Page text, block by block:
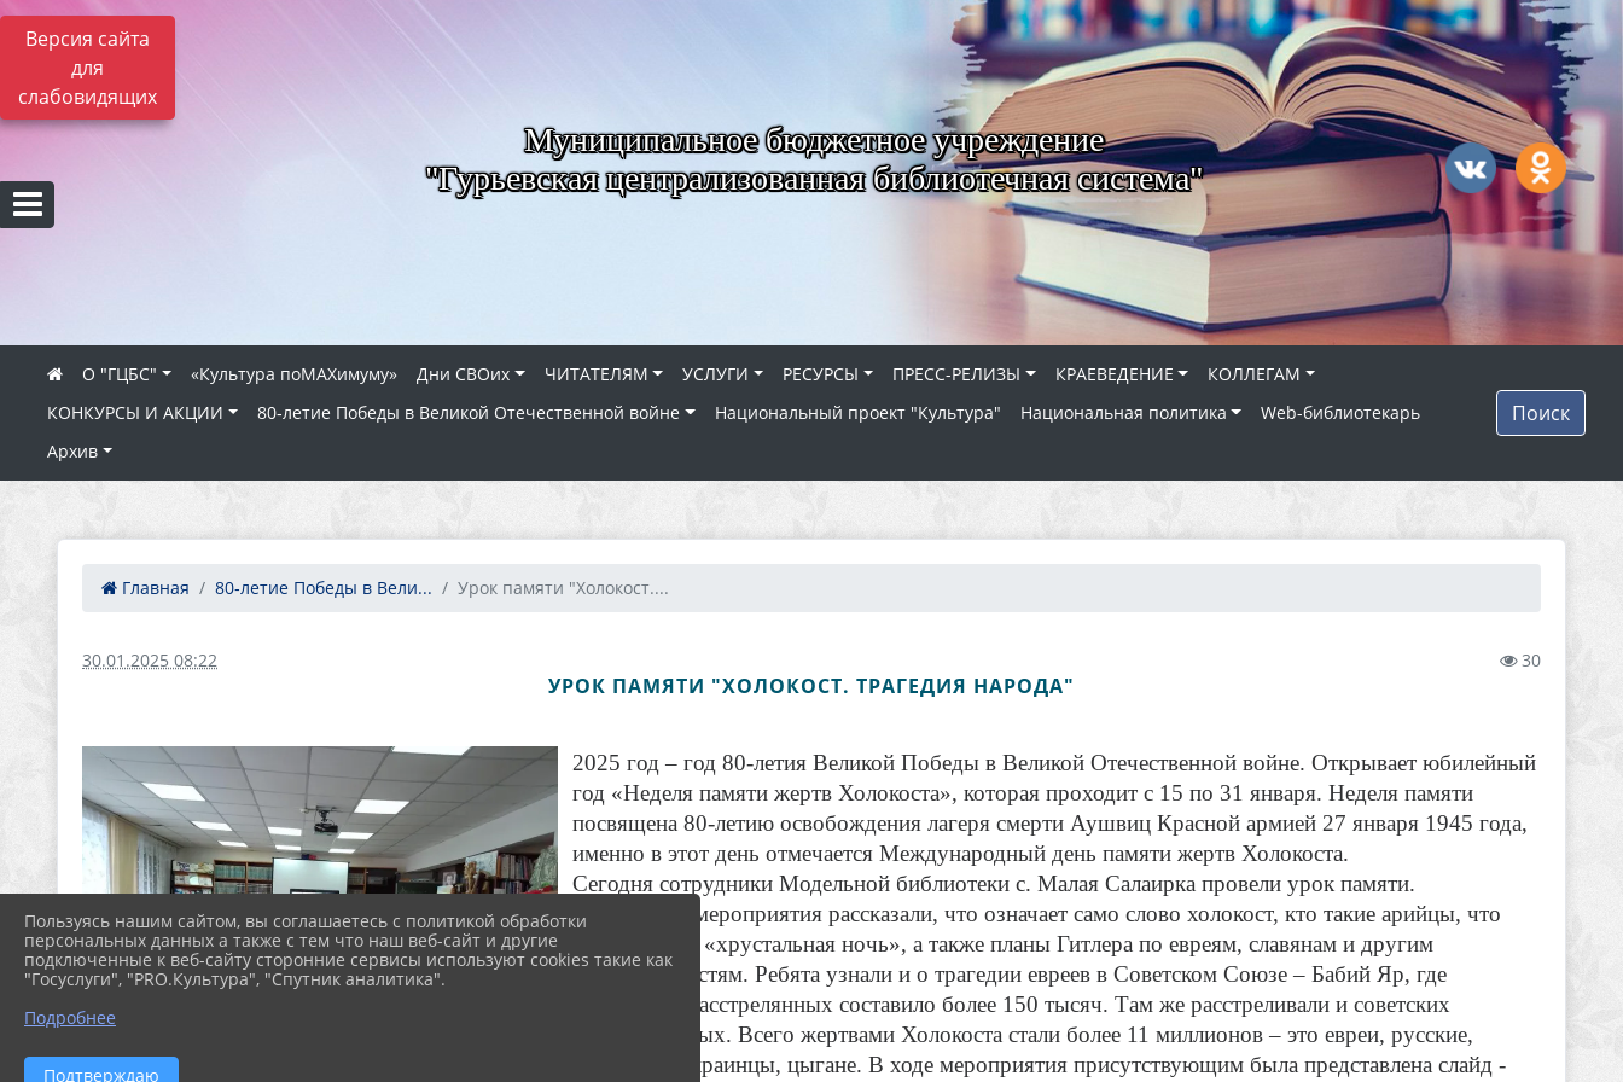
Версия сайта
для
слабовидящих
Муниципальное бюджетное учреждение
"Гурьевская централизованная библиотечная система"
О "ГЦБС" «Культура поMAXимуму» Дни СВОих ЧИТАТЕЛЯМ УСЛУГИ РЕСУРСЫ ПРЕСС-РЕЛИЗЫ КРАЕВЕДЕНИЕ
КОЛЛЕГАМ
КОНКУРСЫ И АКЦИИ
80‑летие Победы в Великой Отечественной войне Национальный проект "Культура" Национальная политика
Web-библиотекарь
Архив
Поиск
Главная 80‑летие Победы в Вели... Урок памяти "Холокост....
30.01.2025 08:22 30
УРОК ПАМЯТИ "ХОЛОКОСТ. ТРАГЕДИЯ НАРОДА"
2025 год – год 80-летия Великой Победы в Великой Отечественной войне. Открывает юбилейный
год «Неделя памяти жертв Холокоста», которая проходит с 15 по 31 января. Неделя памяти
посвящена 80-летию освобождения лагеря смерти Аушвиц Красной армией 27 января 1945 года,
именно в этот день отмечается Международный день памяти жертв Холокоста.
Сегодня сотрудники Модельной библиотеки с. Малая Салаирка провели урок памяти.
Участникам мероприятия рассказали, что означает само слово холокост, кто такие арийцы, что
такое гетто и «хрустальная ночь», а также планы Гитлера по евреям, славянам и другим
национальностям. Ребята узнали и о трагедии евреев в Советском Союзе – Бабий Яр, где
количество расстрелянных составило более 150 тысяч. Там же расстреливали и советских
военнопленных. Всего жертвами Холокоста стали более 11 миллионов – это евреи, русские,
белорусы, украинцы, цыгане. В ходе мероприятия присутствующим была представлена слайд -
Пользуясь нашим сайтом, вы соглашаетесь с политикой обработки
персональных данных а также с тем что наш веб-сайт и другие
подключенные к веб-сайту сторонние сервисы используют cookies такие как
"Госуслуги", "PRO.Культура", "Спутник аналитика".
Подробнее
Подтверждаю